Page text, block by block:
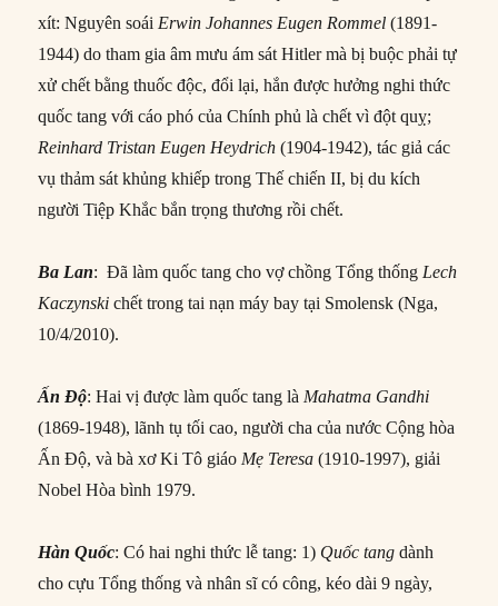
xít: Nguyên soái Erwin Johannes Eugen Rommel (1891-
1944) do tham gia âm mưu ám sát Hitler mà bị buộc phải tự
xử chết bằng thuốc độc, đổi lại, hắn được hưởng nghi thức
quốc tang với cáo phó của Chính phủ là chết vì đột quỵ;
Reinhard Tristan Eugen Heydrich (1904-1942), tác giả các
vụ thảm sát khủng khiếp trong Thế chiến II, bị du kích
người Tiệp Khắc bắn trọng thương rồi chết.
Ba Lan: Đã làm quốc tang cho vợ chồng Tổng thống Lech
Kaczynski chết trong tai nạn máy bay tại Smolensk (Nga,
10/4/2010).
Ấn Độ: Hai vị được làm quốc tang là Mahatma Gandhi
(1869-1948), lãnh tụ tối cao, người cha của nước Cộng hòa
Ấn Độ, và bà xơ Ki Tô giáo Mẹ Teresa (1910-1997), giải
Nobel Hòa bình 1979.
Hàn Quốc: Có hai nghi thức lễ tang: 1) Quốc tang dành
cho cựu Tổng thống và nhân sĩ có công, kéo dài 9 ngày,